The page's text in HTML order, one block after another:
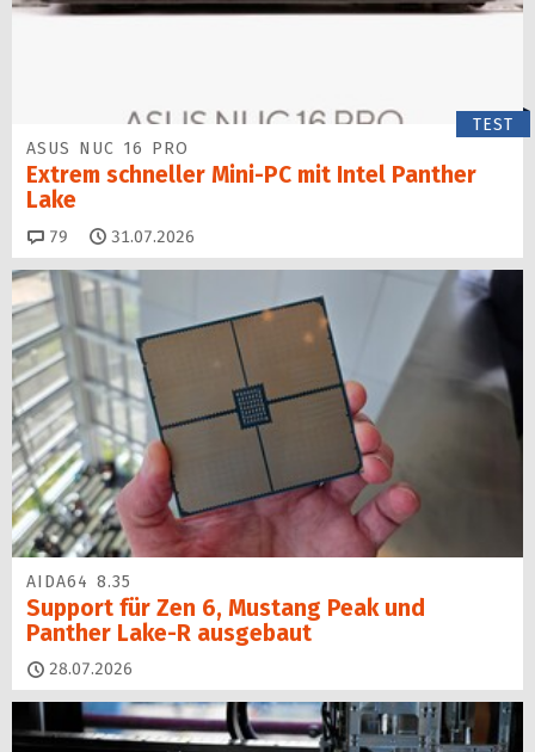
TEST
ASUS NUC 16 PRO
Extrem schneller Mini-PC mit Intel Panther
Lake
79 Kommentare
31.07.2026
AIDA64 8.35
Support für Zen 6, Mustang Peak und
Panther Lake-R ausgebaut
28.07.2026